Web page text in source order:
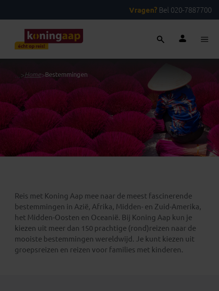
Vragen? Bel 020-7887700
> Home>Bestemmingen
Reis met Koning Aap mee naar de meest fascinerende
bestemmingen in Azië, Afrika, Midden- en Zuid-Amerika,
het Midden-Oosten en Oceanië. Bij Koning Aap kun je
kiezen uit meer dan 150 prachtige (rond)reizen naar de
mooiste bestemmingen wereldwijd. Je kunt kiezen uit
groepsreizen en reizen voor families met kinderen.